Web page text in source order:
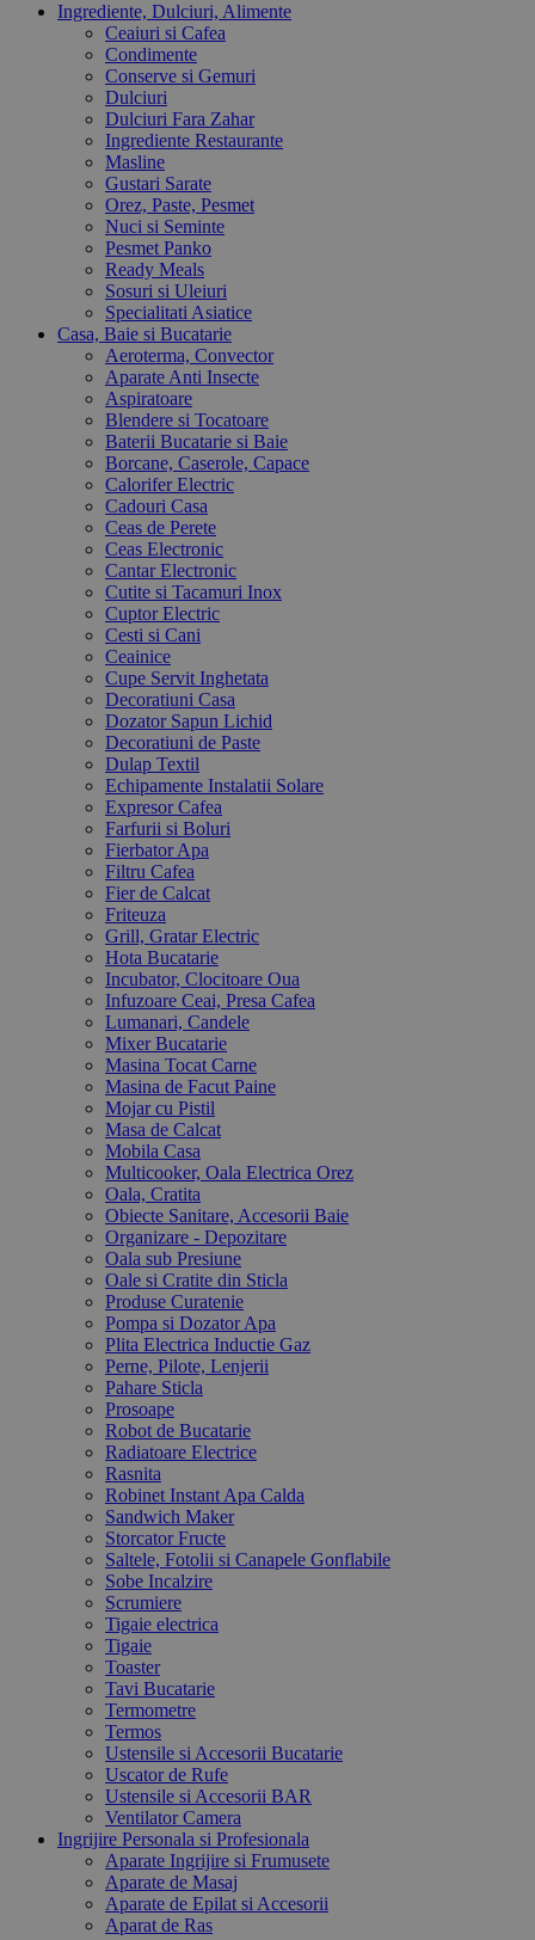
Ingrediente, Dulciuri, Alimente
Ceaiuri si Cafea
Condimente
Conserve si Gemuri
Dulciuri
Dulciuri Fara Zahar
Ingrediente Restaurante
Masline
Gustari Sarate
Orez, Paste, Pesmet
Nuci si Seminte
Pesmet Panko
Ready Meals
Sosuri si Uleiuri
Specialitati Asiatice
Casa, Baie si Bucatarie
Aeroterma, Convector
Aparate Anti Insecte
Aspiratoare
Blendere si Tocatoare
Baterii Bucatarie si Baie
Borcane, Caserole, Capace
Calorifer Electric
Cadouri Casa
Ceas de Perete
Ceas Electronic
Cantar Electronic
Cutite si Tacamuri Inox
Cuptor Electric
Cesti si Cani
Ceainice
Cupe Servit Inghetata
Decoratiuni Casa
Dozator Sapun Lichid
Decoratiuni de Paste
Dulap Textil
Echipamente Instalatii Solare
Expresor Cafea
Farfurii si Boluri
Fierbator Apa
Filtru Cafea
Fier de Calcat
Friteuza
Grill, Gratar Electric
Hota Bucatarie
Incubator, Clocitoare Oua
Infuzoare Ceai, Presa Cafea
Lumanari, Candele
Mixer Bucatarie
Masina Tocat Carne
Masina de Facut Paine
Mojar cu Pistil
Masa de Calcat
Mobila Casa
Multicooker, Oala Electrica Orez
Oala, Cratita
Obiecte Sanitare, Accesorii Baie
Organizare - Depozitare
Oala sub Presiune
Oale si Cratite din Sticla
Produse Curatenie
Pompa si Dozator Apa
Plita Electrica Inductie Gaz
Perne, Pilote, Lenjerii
Pahare Sticla
Prosoape
Robot de Bucatarie
Radiatoare Electrice
Rasnita
Robinet Instant Apa Calda
Sandwich Maker
Storcator Fructe
Saltele, Fotolii si Canapele Gonflabile
Sobe Incalzire
Scrumiere
Tigaie electrica
Tigaie
Toaster
Tavi Bucatarie
Termometre
Termos
Ustensile si Accesorii Bucatarie
Uscator de Rufe
Ustensile si Accesorii BAR
Ventilator Camera
Ingrijire Personala si Profesionala
Aparate Ingrijire si Frumusete
Aparate de Masaj
Aparate de Epilat si Accesorii
Aparat de Ras